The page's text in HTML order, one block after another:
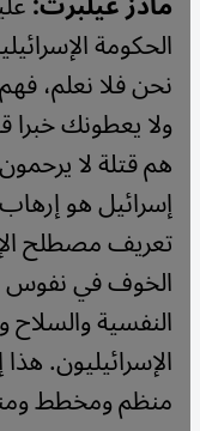
الحكومة
نحن فلا نعلم،
ولا يعطونك
هم قتلة لا
إسرائيل هو
تعريف مصطلح
الخوف في نفوس
النفسية
الإسرائيليون.
منظم ومخطط